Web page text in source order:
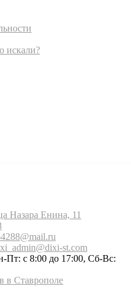
искали?
Назара Енина, 11
st.com
Пт: с 8:00 до 17:00, Сб-Вс:
в Ставрополе